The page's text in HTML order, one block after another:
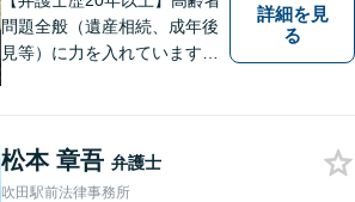
問題全般（遺産相続、成年後
見等）に力を入れています。
詳細を見
る
松本 章吾 弁護士
吹田駅前法律事務所